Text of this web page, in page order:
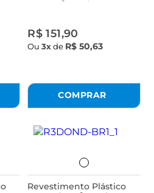
Face 1M² - 4 Placas
R$ 151,90
Ou3xde R$ 50,63
Revestimento Plástico